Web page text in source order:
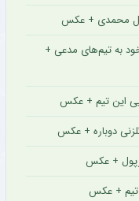
گل محمدی + عکس
خود به تیم‌های مدعی +
این تیم + عکس
دوباره + عکس
+ عکس
تیم + عکس